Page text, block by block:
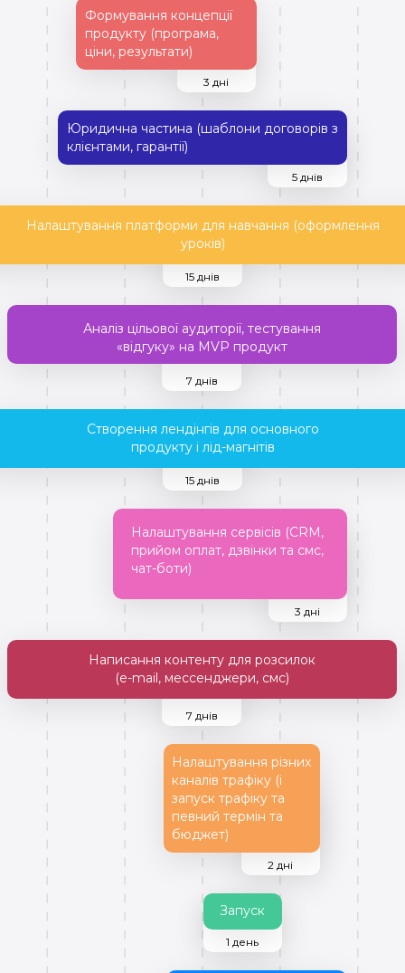
5 днів
7 днів
7 днів
15 днів
2 дні
1 день
3 дні
3 дні
Юридична частина (шаблони договорів з
клієнтами, гарантії)
Аналіз цільової аудиторії, тестування
«відгуку» на MVP продукт
Написання контенту для розсилок
(e-mail, мессенджери, смс)
Налаштування платформи для навчання (оформлення
уроків)
Створення лендінгів для основного
продукту і лід-магнітів
Налаштування різних
каналів трафіку (і
запуск трафіку та
певний термін та
бюджет)
Запуск
Формування концепції
продукту (програма,
ціни, результати)
Налаштування сервісів (CRM,
прийом оплат, дзвінки та смс,
чат-боти)
15 днів